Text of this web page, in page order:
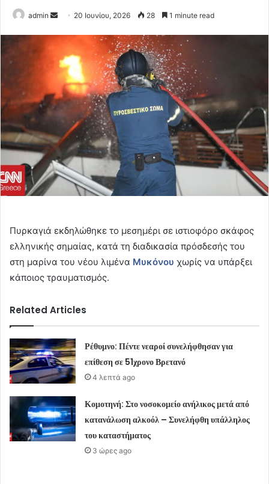
admin
Send
email
20 Ιουνίου, 2026 28 1 minute read
Πυρκαγιά εκδηλώθηκε το μεσημέρι σε ιστιοφόρο σκάφος
ελληνικής σημαίας, κατά τη διαδικασία πρόσδεσής του
στη μαρίνα του νέου λιμένα Μυκόνου χωρίς να υπάρξει
κάποιος τραυματισμός.
Related Articles
Ρέθυμνο: Πέντε νεαροί συνελήφθησαν για
επίθεση σε 51χρονο Βρετανό
4 λεπτά ago
Κομοτηνή: Στο νοσοκομείο ανήλικος μετά από
κατανάλωση αλκοόλ – Συνελήφθη υπάλληλος
του καταστήματος
3 ώρες ago